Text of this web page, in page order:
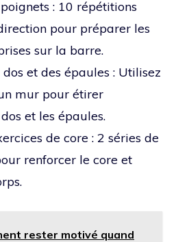
: 10 répétitions
pour préparer les
sur la barre.
et des épaules : Utilisez
mur pour étirer
et les épaules.
de core : 2 séries de
renforcer le core et
rester motivé quand